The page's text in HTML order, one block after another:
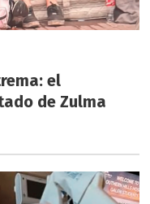
el
de Zulma